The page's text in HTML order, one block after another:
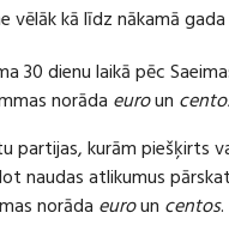
vēlāk kā līdz nākamā gada
30 dienu laikā pēc
norāda euroun
partijas, kurām piešķirts
naudas atlikumus
norāda euroun centos.